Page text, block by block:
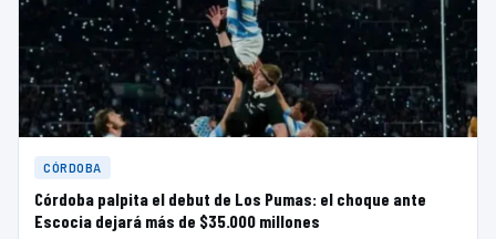
CÓRDOBA
Córdoba palpita el debut de Los Pumas: el choque ante
Escocia dejará más de $35.000 millones